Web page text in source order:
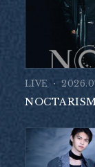
LIVE
NOCTARISM